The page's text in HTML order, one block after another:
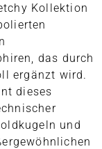
Kollektion
das durch
ergänzt wird.
dieses
und